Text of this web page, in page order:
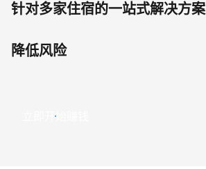
针对多家住宿的一站式解决方案
降低风险
立即开始赚钱